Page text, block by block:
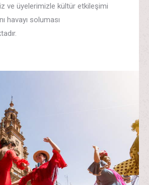
ve üyelerimizle kültür etkileşimi
havayı soluması